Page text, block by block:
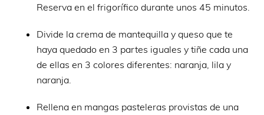
Reserva en el frigorífico durante unos 45 minutos.
Divide la crema de mantequilla y queso que te
haya quedado en 3 partes iguales y tiñe cada una
de ellas en 3 colores diferentes: naranja, lila y
naranja.
Rellena en mangas pasteleras provistas de una